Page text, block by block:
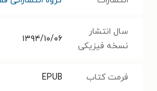
سال انتشار
نسخه فیزیکی
۱۳۹۴/۱۰/۰۶
فرمت کتاب EPUB